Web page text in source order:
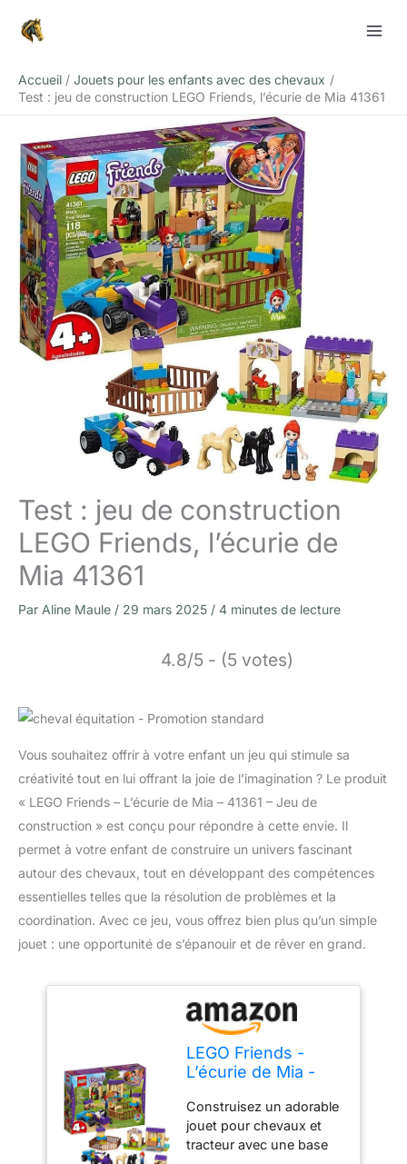
Accueil
Jouets pour les enfants avec des chevaux
Test : jeu de construction LEGO Friends, l’écurie de Mia 41361
Test : jeu de construction
LEGO Friends, l’écurie de
Mia 41361
Par Aline Maule / 29 mars 2025 / 4 minutes de lecture
4.8/5 - (5 votes)
Vous souhaitez offrir à votre enfant un jeu qui stimule sa
créativité tout en lui offrant la joie de l’imagination ? Le produit
« LEGO Friends – L’écurie de Mia – 41361 – Jeu de
construction » est conçu pour répondre à cette envie. Il
permet à votre enfant de construire un univers fascinant
autour des chevaux, tout en développant des compétences
essentielles telles que la résolution de problèmes et la
coordination. Avec ce jeu, vous offrez bien plus qu’un simple
jouet : une opportunité de s’épanouir et de rêver en grand.
LEGO Friends -
L’écurie de Mia -
construction
Construisez un adorable
jouet pour chevaux et
tracteur avec une base